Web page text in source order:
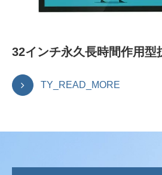
32インチ永久長時間作用型
TY_READ_MORE